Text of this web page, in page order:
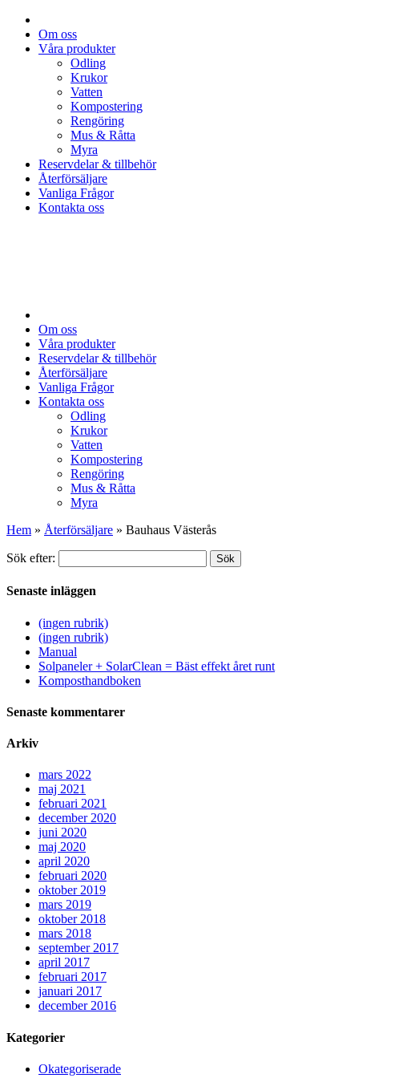
Om oss
Våra produkter
Odling
Krukor
Vatten
Kompostering
Rengöring
Mus & Råtta
Myra
Reservdelar & tillbehör
Återförsäljare
Vanliga Frågor
Kontakta oss
Om oss
Våra produkter
Reservdelar & tillbehör
Återförsäljare
Vanliga Frågor
Kontakta oss
Odling
Krukor
Vatten
Kompostering
Rengöring
Mus & Råtta
Myra
Hem » Återförsäljare » Bauhaus Västerås
Sök efter: Sök
Senaste inläggen
(ingen rubrik)
(ingen rubrik)
Manual
Solpaneler + SolarClean = Bäst effekt året runt
Komposthandboken
Senaste kommentarer
Arkiv
mars 2022
maj 2021
februari 2021
december 2020
juni 2020
maj 2020
april 2020
februari 2020
oktober 2019
mars 2019
oktober 2018
mars 2018
september 2017
april 2017
februari 2017
januari 2017
december 2016
Kategorier
Okategoriserade